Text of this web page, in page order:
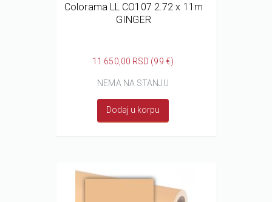
Colorama LL CO107 2.72 x 11m
GINGER
11.650,00 RSD (99 €)
NEMA NA STANJU
Dodaj u korpu